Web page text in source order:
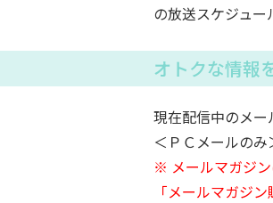
の放送スケジュー
オトクな情報
現在配信中のメー
＜ＰＣメールのみ
※ メールマガジン
「メールマガジ